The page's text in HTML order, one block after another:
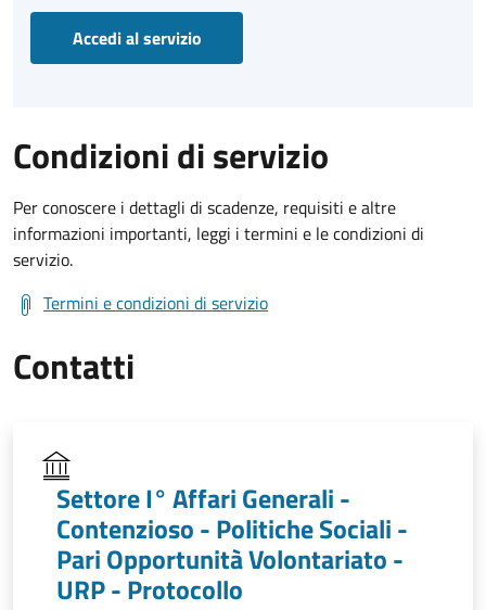
Accedi al servizio
Condizioni di servizio
Per conoscere i dettagli di scadenze, requisiti e altre
informazioni importanti, leggi i termini e le condizioni di
servizio.
Termini e condizioni di servizio
Contatti
Settore I° Affari Generali -
Contenzioso - Politiche Sociali -
Pari Opportunità Volontariato -
URP - Protocollo